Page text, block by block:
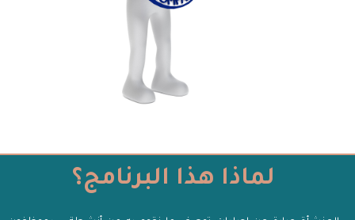
لماذا هذا البرنامج؟